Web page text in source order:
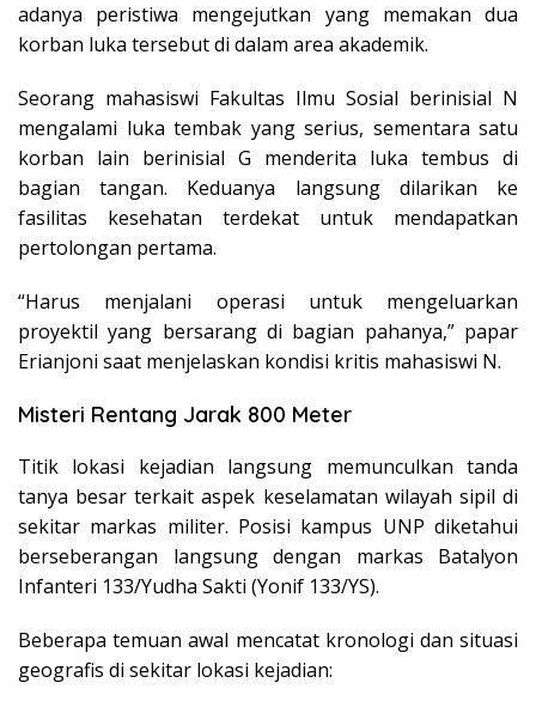
adanya peristiwa mengejutkan yang memakan dua
korban luka tersebut di dalam area akademik.
Seorang mahasiswi Fakultas Ilmu Sosial berinisial N
mengalami luka tembak yang serius, sementara satu
korban lain berinisial G menderita luka tembus di
bagian tangan. Keduanya langsung dilarikan ke
fasilitas kesehatan terdekat untuk mendapatkan
pertolongan pertama.
“Harus menjalani operasi untuk mengeluarkan
proyektil yang bersarang di bagian pahanya,” papar
Erianjoni saat menjelaskan kondisi kritis mahasiswi N.
Misteri Rentang Jarak 800 Meter
Titik lokasi kejadian langsung memunculkan tanda
tanya besar terkait aspek keselamatan wilayah sipil di
sekitar markas militer. Posisi kampus UNP diketahui
berseberangan langsung dengan markas Batalyon
Infanteri 133/Yudha Sakti (Yonif 133/YS).
Beberapa temuan awal mencatat kronologi dan situasi
geografis di sekitar lokasi kejadian: